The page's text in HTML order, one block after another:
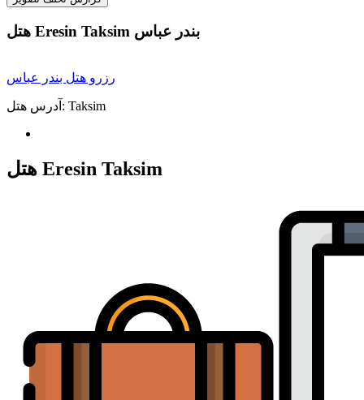
هتل Eresin Taksim بندر عباس
رزرو هتل بندر عباس
آدرس هتل: Taksim
هتل Eresin Taksim